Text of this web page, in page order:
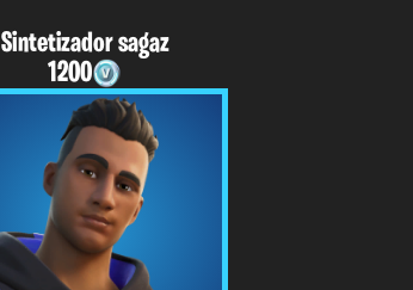
Sintetizador sagaz
1200